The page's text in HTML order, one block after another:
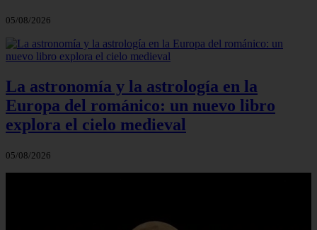
05/08/2026
La astronomía y la astrología en la
Europa del románico: un nuevo libro
explora el cielo medieval
05/08/2026